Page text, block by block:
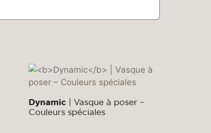
Dynamic | Vasque à poser –
Couleurs spéciales